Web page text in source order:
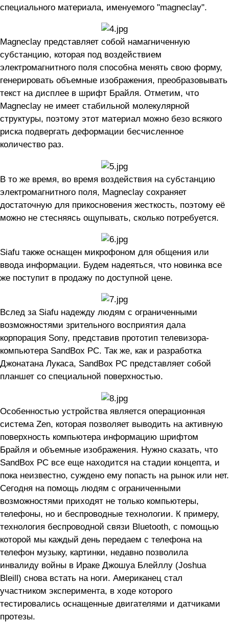
специального материала, именуемого "magneclay".
Magneclay представляет собой намагниченную
субстанцию, которая под воздействием
электромагнитного поля способна менять свою форму,
генерировать объемные изображения, преобразовывать
текст на дисплее в шрифт Брайля. Отметим, что
Magneclay не имеет стабильной молекулярной
структуры, поэтому этот материал можно безо всякого
риска подвергать деформации бесчисленное
количество раз.
В то же время, во время воздействия на субстанцию
электромагнитного поля, Magneclay сохраняет
достаточную для прикосновения жесткость, поэтому её
можно не стесняясь ощупывать, сколько потребуется.
Siafu также оснащен микрофоном для общения или
ввода информации. Будем надеяться, что новинка все
же поступит в продажу по доступной цене.
Вслед за Siafu надежду людям с ограниченными
возможностями зрительного восприятия дала
корпорация Sony, представив прототип телевизора-
компьютера SandBox PC. Так же, как и разработка
Джонатана Лукаса, SandBox PC представляет собой
планшет со специальной поверхностью.
Особенностью устройства является операционная
система Zen, которая позволяет выводить на активную
поверхность компьютера информацию шрифтом
Брайля и объемные изображения. Нужно сказать, что
SandBox PC все еще находится на стадии концепта, и
пока неизвестно, суждено ему попасть на рынок или нет.
Сегодня на помощь людям с ограниченными
возможностями приходят не только компьютеры,
телефоны, но и беспроводные технологии. К примеру,
технология беспроводной связи Bluetooth, с помощью
которой мы каждый день передаем с телефона на
телефон музыку, картинки, недавно позволила
инвалиду войны в Ираке Джошуа Блейллу (Joshua
Bleill) снова встать на ноги. Американец стал
участником эксперимента, в ходе которого
тестировались оснащенные двигателями и датчиками
протезы.